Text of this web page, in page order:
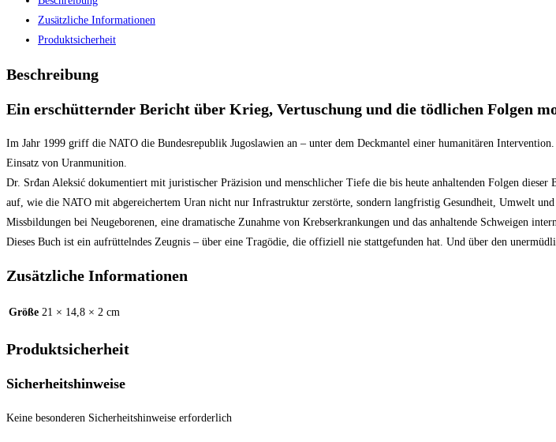
Zusätzliche Informationen
Produktsicherheit
Beschreibung
Ein erschütternder Bericht über Krieg, Vertuschung und die tödlichen Folgen
Im Jahr 1999 griff die NATO die Bundesrepublik Jugoslawien an – unter dem Deckmantel einer humanitären
Einsatz von Uranmunition.
Dr. Srđan Aleksić dokumentiert mit juristischer Präzision und menschlicher Tiefe die bis heute anhaltenden Folgen
auf, wie die NATO mit abgereichertem Uran nicht nur Infrastruktur zerstörte, sondern langfristig Gesundheit, Umwelt und
Missbildungen bei Neugeborenen, eine dramatische Zunahme von Krebserkrankungen und das anhaltende Schweigen
Dieses Buch ist ein aufrüttelndes Zeugnis – über eine Tragödie, die offiziell nie stattgefunden hat. Und über den
Zusätzliche Informationen
Größe 21 × 14,8 × 2 cm
Produktsicherheit
Sicherheitshinweise
Keine besonderen Sicherheitshinweise erforderlich